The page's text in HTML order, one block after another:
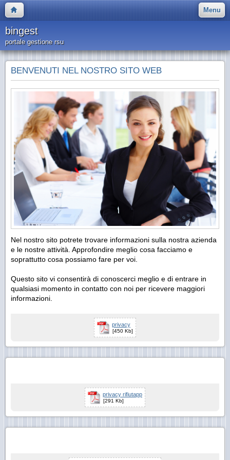
Menu
bingest
portale gestione rsu
BENVENUTI NEL NOSTRO SITO WEB
Nel nostro sito potrete trovare informazioni sulla nostra azienda
e le nostre attività. Approfondire meglio cosa facciamo e
soprattutto cosa possiamo fare per voi.
Questo sito vi consentirà di conoscerci meglio e di entrare in
qualsiasi momento in contatto con noi per ricevere maggiori
informazioni.
privacy
[450 Kb]
privacy rifiutapp
[291 Kb]